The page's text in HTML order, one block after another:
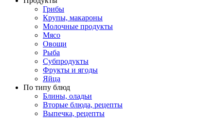
Грибы
Крупы, макароны
Молочные продукты
Мясо
Овощи
Рыба
Субпродукты
Фрукты и ягоды
Яйца
По типу блюд
Блины, оладьи
Вторые блюда, рецепты
Выпечка, рецепты